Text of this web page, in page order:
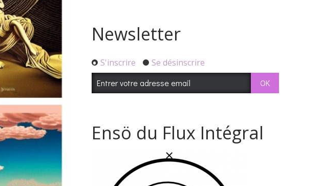
Newsletter
S'inscrire Se désinscrire
Ensö du Flux Intégral